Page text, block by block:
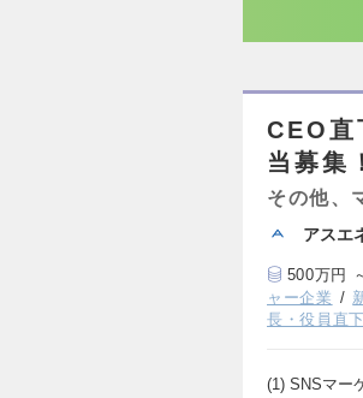
CEO直
当募集！
その他、
アスエ
500万円
ャー企業
長・役員直下
(1) SNSマー